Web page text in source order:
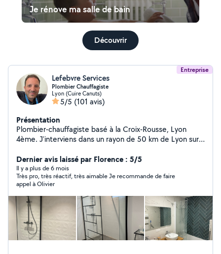
Je rénove ma salle de bain
Découvrir
Entreprise
Lefebvre Services
Plombier Chauffagiste
Lyon (Cuire Canuts)
5/5 (101 avis)
Présentation
Plombier-chauffagiste basé à la Croix-Rousse, Lyon
4ème. J'interviens dans un rayon de 50 km de Lyon sur
Professionnel, méticuleux, possédant le sens du détail,
j'ai le goût du travail bien réalisé. Attention : si vous
souhaitez me faire une demande privée, veillez à bien
sélectionner les catégories « Plomberie » ou
« Chauffage », car si vous sélectionnez une autre
catégorie, l'application ne me laissera pas répondre à
votre demande privée.
Dernier avis laissé par Florence : 5/5
Il y a plus de 6 mois
Très pro, très réactif, très aimable Je recommande de faire
appel à Olivier